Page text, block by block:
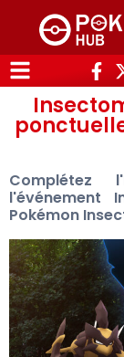
Complétez
l'événement
Pokémon